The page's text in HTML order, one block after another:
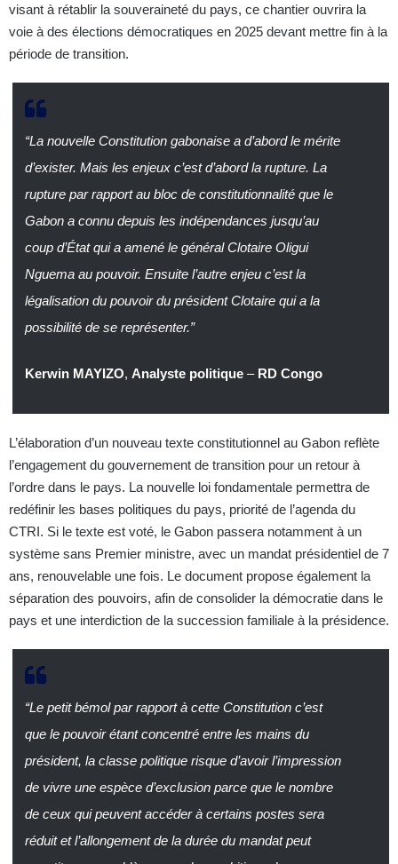
visant à rétablir la souveraineté du pays, ce chantier ouvrira la
voie à des élections démocratiques en 2025 devant mettre fin à la
période de transition.
“La nouvelle Constitution gabonaise a d’abord le mérite
d’exister. Mais les enjeux c’est d’abord la rupture. La
rupture par rapport au bloc de constitutionnalité que le
Gabon a connu depuis les indépendances jusqu’au
coup d’État qui a amené le général Clotaire Oligui
Nguema au pouvoir. Ensuite l’autre enjeu c’est la
légalisation du pouvoir du président Clotaire qui a la
possibilité de se représenter.”
Kerwin MAYIZO, Analyste politique– RD Congo
L’élaboration d’un nouveau texte constitutionnel au Gabon reflète
l’engagement du gouvernement de transition pour un retour à
l’ordre dans le pays. La nouvelle loi fondamentale permettra de
redéfinir les bases politiques du pays, priorité de l’agenda du
CTRI. Si le texte est voté, le Gabon passera notamment à un
système sans Premier ministre, avec un mandat présidentiel de 7
ans, renouvelable une fois. Le document propose également la
séparation des pouvoirs, afin de consolider la démocratie dans le
pays et une interdiction de la succession familiale à la présidence.
“Le petit bémol par rapport à cette Constitution c’est
que le pouvoir étant concentré entre les mains du
président, la classe politique risque d’avoir l’impression
de vivre une espèce d’exclusion parce que le nombre
de ceux qui peuvent accéder à certains postes sera
réduit et l’allongement de la durée du mandat peut